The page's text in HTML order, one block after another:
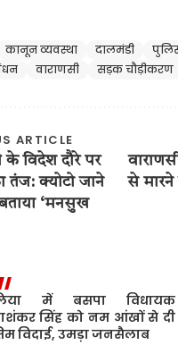
कानून व्यवस्था दालमंडी
वाराणसी सड़क चौड़ीकरण
ARTICLE
के विदेश दौरे पर
क्योटो जाने
‘मनसुख
से मारने
में बसपा विधायक
सिंह को नम आंखों से दी
विदाई, उमड़ा जनसैलाब